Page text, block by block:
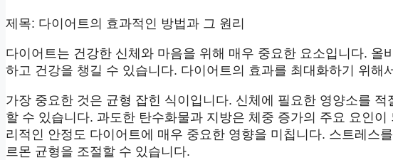
제목: 다이어트의 효과적인 방법과 그 원리
다이어트는 건강한 신체와 마음을 위해 매우 중요한 요소입니다. 올
하고 건강을 챙길 수 있습니다. 다이어트의 효과를 최대화하기 위해
가장 중요한 것은 균형 잡힌 식이입니다. 신체에 필요한 영양소를
할 수 있습니다. 과도한 탄수화물과 지방은 체중 증가의 주요 요인
리적인 안정도 다이어트에 매우 중요한 영향을 미칩니다. 스트레스
르몬 균형을 조절할 수 있습니다.